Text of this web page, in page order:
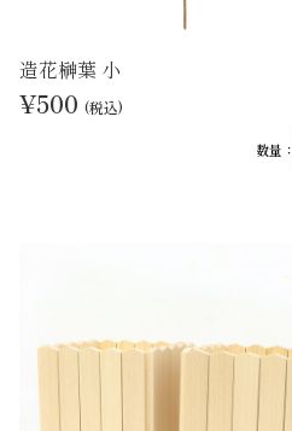
造花榊葉 小
¥500 (税込)
数量：